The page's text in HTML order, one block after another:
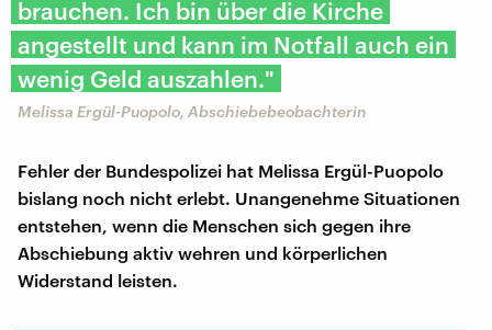
brauchen. Ich bin über die Kirche
angestellt und kann im Notfall auch ein
wenig Geld auszahlen."
​Melissa Ergül-Puopolo, Abschiebebeobachterin
Fehler der Bundespolizei hat Melissa Ergül-Puopolo
bislang noch nicht erlebt. Unangenehme Situationen
entstehen, wenn die Menschen sich gegen ihre
Abschiebung aktiv wehren und körperlichen
Widerstand leisten.